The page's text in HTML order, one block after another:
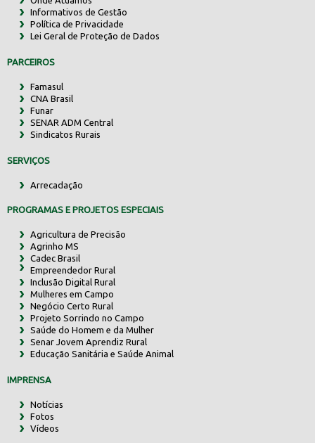
Informativos de Gestão
Política de Privacidade
Lei Geral de Proteção de Dados
PARCEIROS
Famasul
CNA Brasil
Funar
SENAR ADM Central
Sindicatos Rurais
SERVIÇOS
Arrecadação
PROGRAMAS E PROJETOS ESPECIAIS
Agricultura de Precisão
Agrinho MS
Cadec Brasil
Empreendedor Rural
Inclusão Digital Rural
Mulheres em Campo
Negócio Certo Rural
Projeto Sorrindo no Campo
Saúde do Homem e da Mulher
Senar Jovem Aprendiz Rural
Educação Sanitária e Saúde Animal
IMPRENSA
Notícias
Fotos
Vídeos